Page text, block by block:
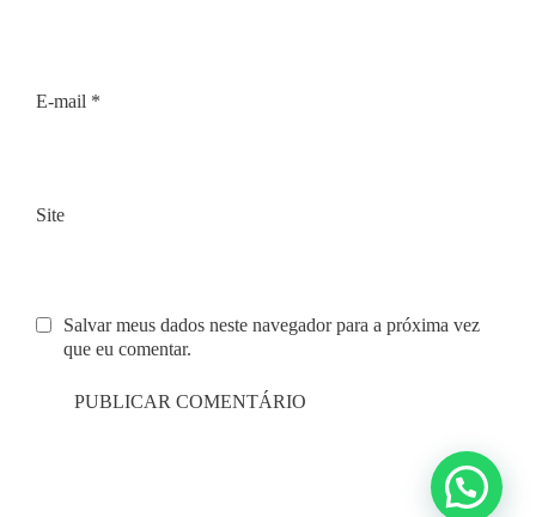
E-mail *
Site
Salvar meus dados neste navegador para a próxima vez
que eu comentar.